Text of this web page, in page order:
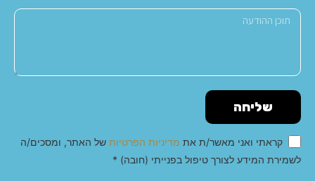
שליחה
קראתי ואני מאשר/ת את מדיניות הפרטיות של האתר, ומסכים/ה
לשמירת המידע לצורך טיפול בפנייתי (חובה) *